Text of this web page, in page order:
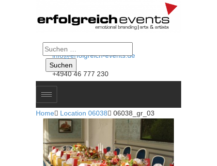
Suche
nach:
info@erfolgreich-events.de
+4940 46 777 230
Home Location 06038 06038_gr_03